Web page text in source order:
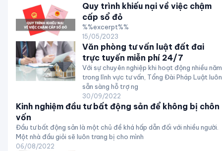
Quy trình khiếu nại về việc chậm
cấp sổ đỏ
%%excerpt%%
15/05/2023
Văn phòng tư vấn luật đất đai
trực tuyến miễn phí 24/7
Với sự chuyên nghiệp khi hoạt động nhiều năm
trong lĩnh vực tư vấn, Tổng Đài Pháp Luật luôn
sẵn sàng hỗ trợ ng
30/09/2022
Kinh nghiệm đầu tư bất động sản để không bị chôn
vốn
Đầu tư bất động sản là một chủ đề khá hấp dẫn đối với nhiều người.
Một nhà đầu giỏi sẽ luôn trang bị cho mình
06/08/2022